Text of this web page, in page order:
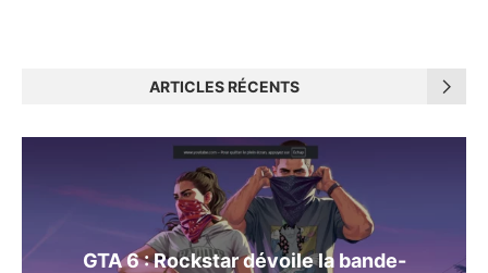
ARTICLES RÉCENTS
GTA 6 : Rockstar dévoile la bande-